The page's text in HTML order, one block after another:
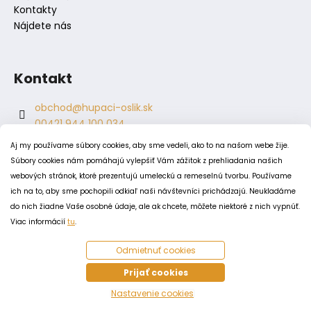
Aj my používame súbory cookies, aby sme vedeli, ako to na našom webe žije.
Súbory cookies nám pomáhajú vylepšiť Vám zážitok z prehliadania našich
webových stránok, ktoré prezentujú umeleckú a remeselnú tvorbu. Používame
ich na to, aby sme pochopili odkiaľ naši návštevníci prichádzajú. Neukladáme
do nich žiadne Vaše osobné údaje, ale ak chcete, môžete niektoré z nich vypnúť.
Viac informácií tu.
Odmietnuť cookies
Prijať cookies
Nastavenie cookies
Kontakty
Nájdete nás
Kontakt
obchod@hupaci-oslik.sk
00421 944 100 034
00421 944 904 704
hupaci.oslik
dagmar.juricova
PODMIENKY
Odstúpenie od zmluvy
Zásady spracovania a ochrany osobných údajov
Zásady používania súborov cookie